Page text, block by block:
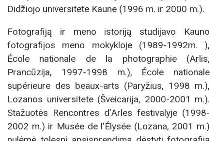
Didžiojo universitete Kaune (1996 m. ir 2000 m.).
Fotografiją ir meno istoriją studijavo Kauno
fotografijos meno mokykloje (1989-1992m. ),
École nationale de la photographie (Arlis,
Prancūzija, 1997-1998 m.), École nationale
supérieure des beaux-arts (Paryžius, 1998 m.),
Lozanos universitete (Šveicarija, 2000-2001 m.).
Stažuotės Rencontres d’Arles festivalyje (1998-
2002 m.) ir Musée de l’Élysée (Lozana, 2001 m.)